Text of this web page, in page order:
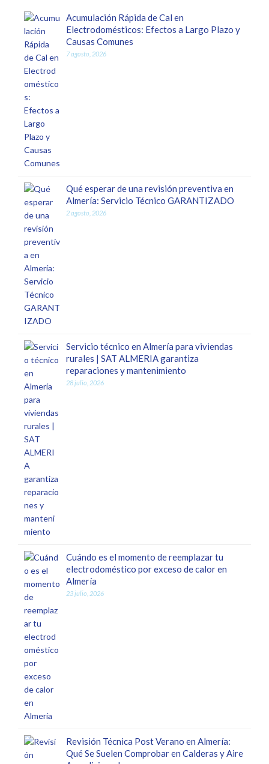
Acumulación Rápida de Cal en
Electrodomésticos: Efectos a Largo Plazo y
Causas Comunes
7 agosto, 2026
Qué esperar de una revisión preventiva en
Almería: Servicio Técnico GARANTIZADO
2 agosto, 2026
Servicio técnico en Almería para viviendas
rurales | SAT ALMERIA garantiza
reparaciones y mantenimiento
28 julio, 2026
Cuándo es el momento de reemplazar tu
electrodoméstico por exceso de calor en
Almería
23 julio, 2026
Revisión Técnica Post Verano en Almería:
Qué Se Suelen Comprobar en Calderas y Aire